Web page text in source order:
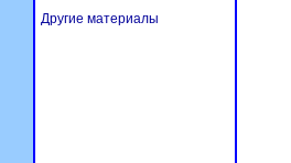
Другие материалы